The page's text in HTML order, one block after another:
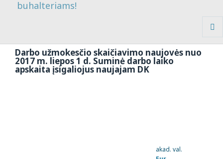
buhalteriams!
Darbo užmokesčio skaičiavimo naujovės nuo
2017 m. liepos 1 d. Suminė darbo laiko
apskaita įsigaliojus naujajam DK
akad. val.